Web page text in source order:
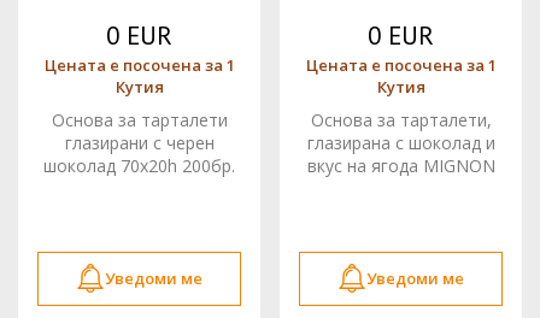
0 EUR
Цената е посочена за 1
Кутия
Основа за тарталети
глазирани с черен
шоколад 70x20h 200бр.
Уведоми ме
0 EUR
Цената е посочена за 1
Кутия
Основа за тарталети,
глазирана с шоколад и
вкус на ягода MIGNON
Уведоми ме